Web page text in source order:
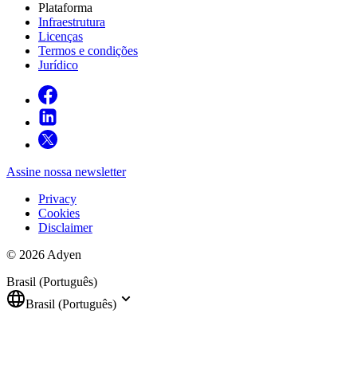
Plataforma
Infraestrutura
Licenças
Termos e condições
Jurídico
Assine nossa newsletter
Privacy
Cookies
Disclaimer
© 2026 Adyen
Brasil (Português)
Brasil (Português)